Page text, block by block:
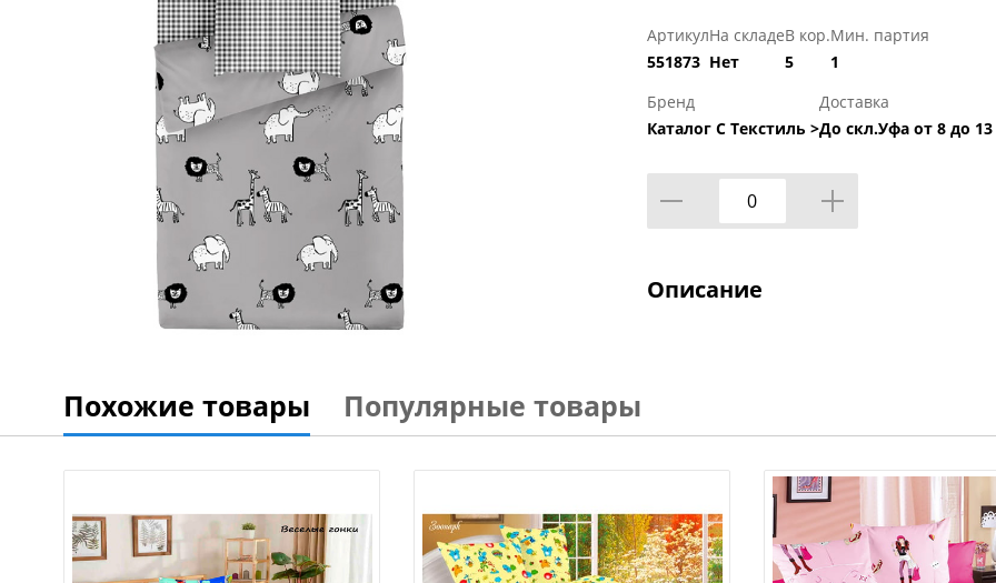
Артикул
551873
На складе
Нет
В кор.
5
Мин. партия
1
Бренд
Каталог С Текстиль >
Доставка
До скл.Уфа от 8 до
Описание
Похожие товары Популярные товары